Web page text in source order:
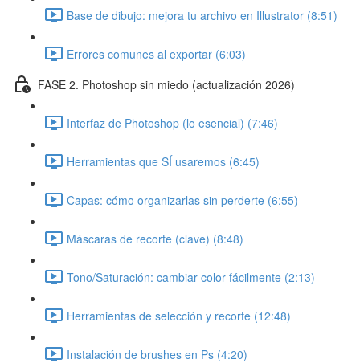
Base de dibujo: mejora tu archivo en Illustrator (8:51)
Errores comunes al exportar (6:03)
FASE 2. Photoshop sin miedo (actualización 2026)
Interfaz de Photoshop (lo esencial) (7:46)
Herramientas que SÍ usaremos (6:45)
Capas: cómo organizarlas sin perderte (6:55)
Máscaras de recorte (clave) (8:48)
Tono/Saturación: cambiar color fácilmente (2:13)
Herramientas de selección y recorte (12:48)
Instalación de brushes en Ps (4:20)